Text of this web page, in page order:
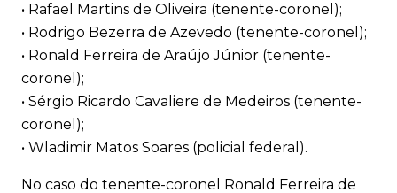
• Rafael Martins de Oliveira (tenente-coronel);
• Rodrigo Bezerra de Azevedo (tenente-coronel);
• Ronald Ferreira de Araújo Júnior (tenente-
coronel);
• Sérgio Ricardo Cavaliere de Medeiros (tenente-
coronel);
• Wladimir Matos Soares (policial federal).
No caso do tenente-coronel Ronald Ferreira de